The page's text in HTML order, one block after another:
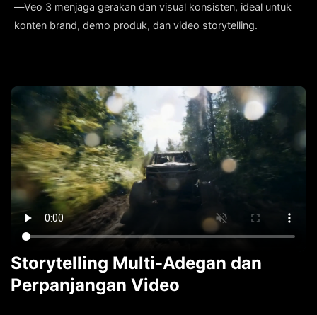
—Veo 3 menjaga gerakan dan visual konsisten, ideal untuk
konten brand, demo produk, dan video storytelling.
Storytelling Multi-Adegan dan
Perpanjangan Video